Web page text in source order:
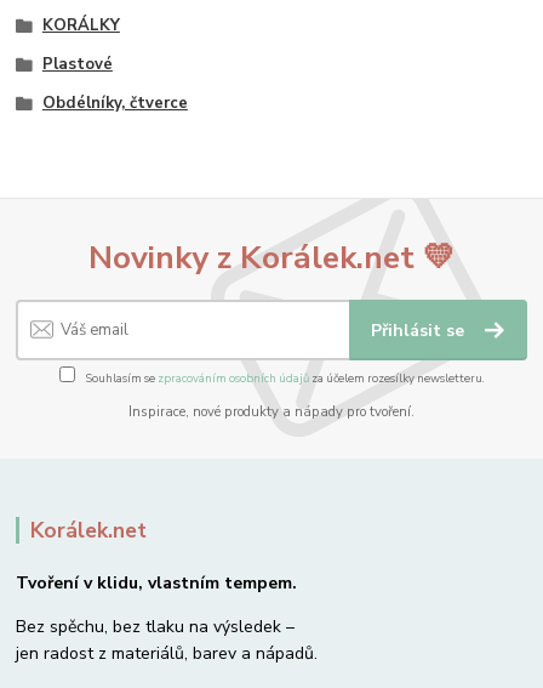
KORÁLKY
Plastové
Obdélníky, čtverce
Novinky z Korálek.net 💛
Přihlásit se
Souhlasím se zpracováním osobních údajůza účelem rozesílky newsletteru.
Inspirace, nové produkty a nápady pro tvoření.
Korálek.net
Tvoření v klidu, vlastním tempem.
Bez spěchu, bez tlaku na výsledek –
jen radost z materiálů, barev a nápadů.